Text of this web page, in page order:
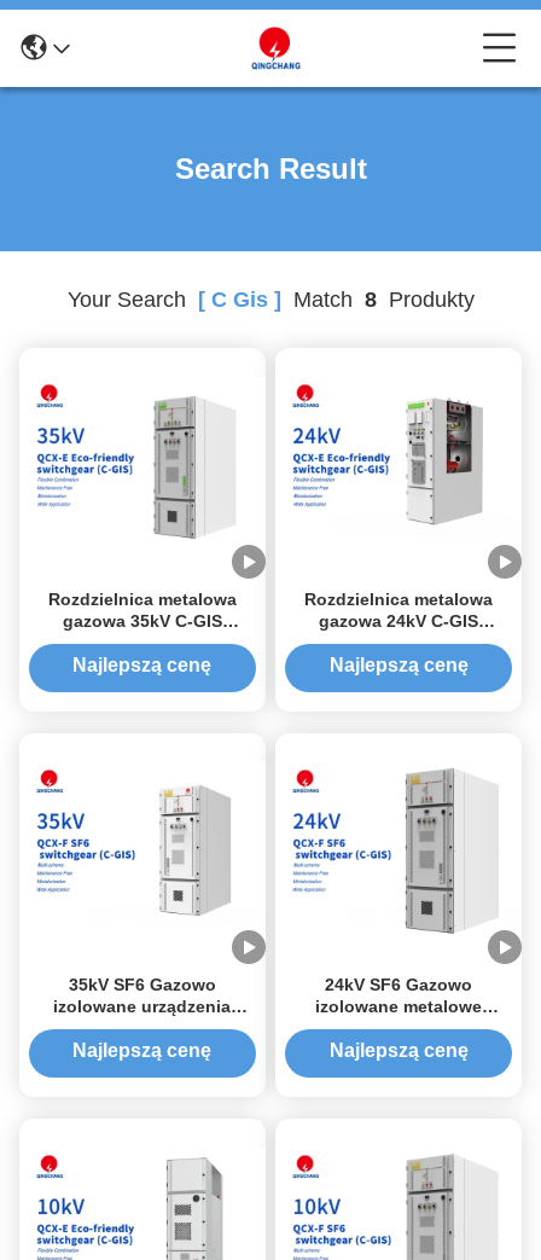
Search Result
Your Search [ C Gis ] Match 8Produkty
Rozdzielnica metalowa
gazowa 35kV C-GIS
przyjazna dla środowiska
Najlepszą cenę
Rozdzielnica metalowa
gazowa 24kV C-GIS
przyjazna dla środowiska
Najlepszą cenę
35kV SF6 Gazowo
izolowane urządzenia
metalowe zamknięte C-GIS
Najlepszą cenę
24kV SF6 Gazowo
izolowane metalowe
urządzenia przełącznikowe
C-GIS
Najlepszą cenę